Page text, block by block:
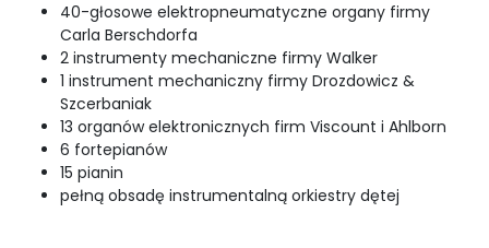
40-głosowe elektropneumatyczne organy firmy
Carla Berschdorfa
2 instrumenty mechaniczne firmy Walker
1 instrument mechaniczny firmy Drozdowicz &
Szcerbaniak
13 organów elektronicznych firm Viscount i Ahlborn
6 fortepianów
15 pianin
pełną obsadę instrumentalną orkiestry dętej